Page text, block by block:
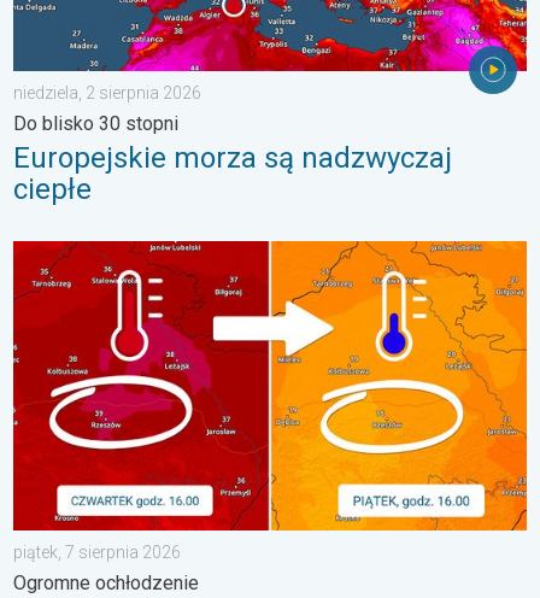
niedziela, 2 sierpnia 2026
Do blisko 30 stopni
Europejskie morza są nadzwyczaj
ciepłe
20 stopni różnicy z dnia na dzień. Ogromne ochłodzenie. . .
piątek, 7 sierpnia 2026
Ogromne ochłodzenie